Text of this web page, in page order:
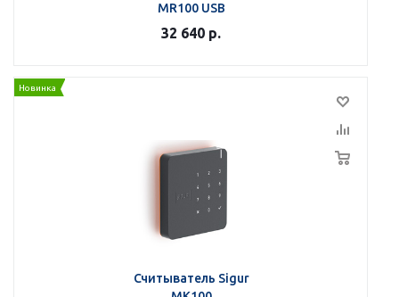
MR100 USB
32 640 р.
Новинка
Считыватель Sigur